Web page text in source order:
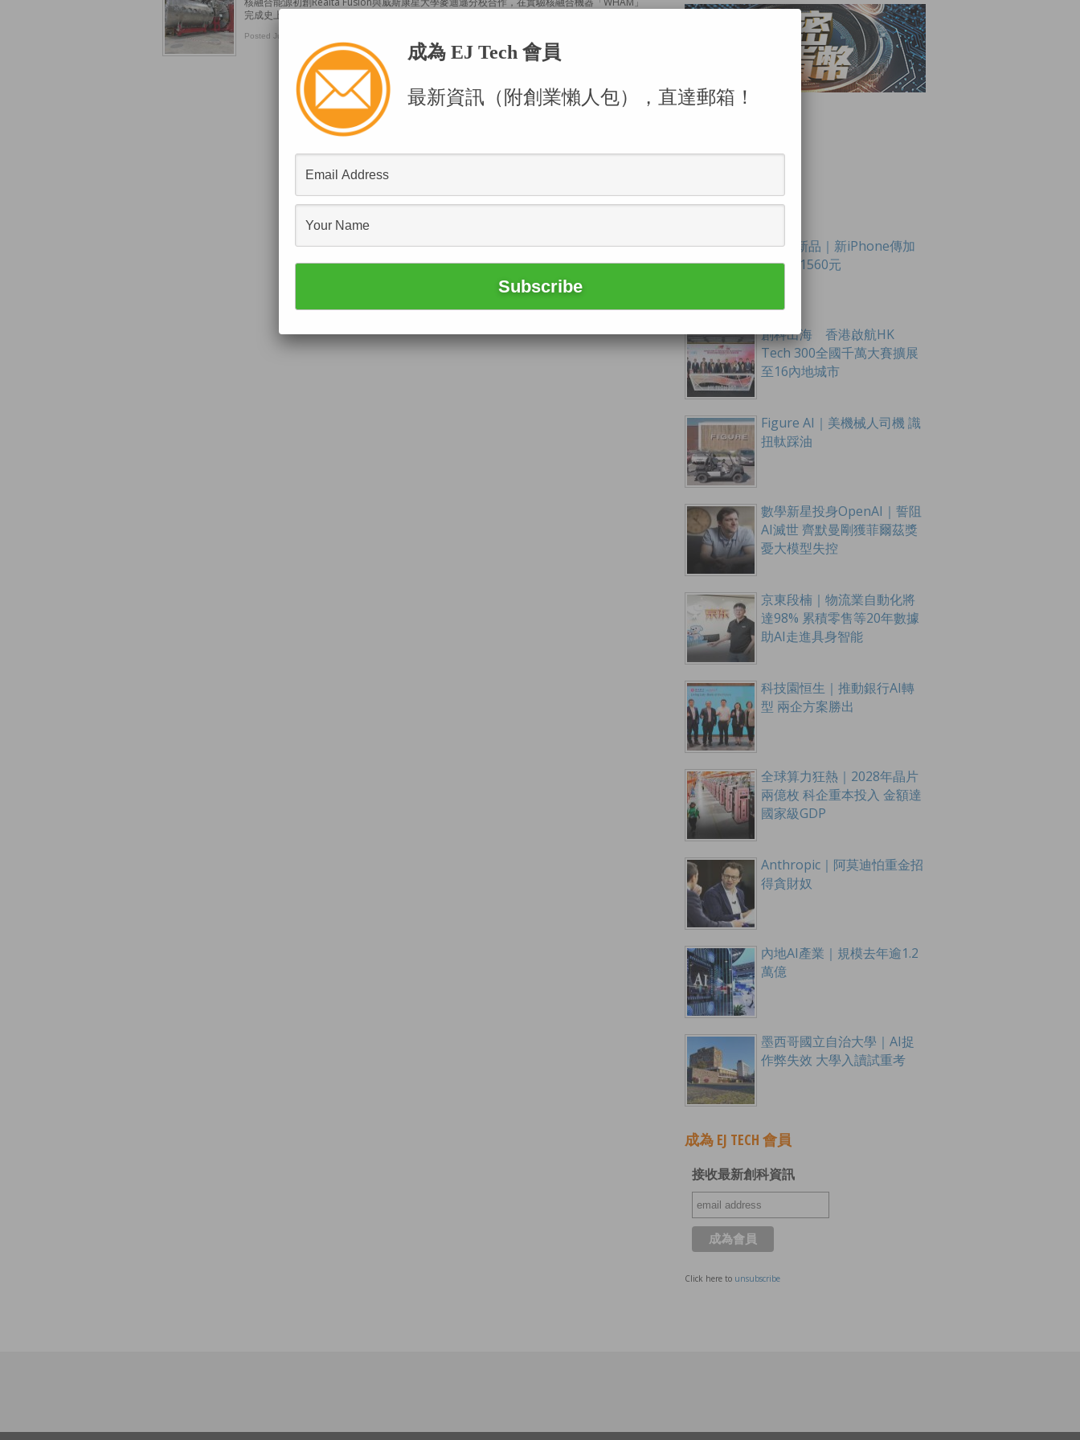
完成史上首次「直接能量轉換」，把電漿的動能直接轉化為電力。
Posted July 2, 2026
Apple新品｜新iPhone傳加
價最多1560元
創科出海 香港啟航HK
Tech 300全國千萬大賽擴展
至16內地城市
Figure AI｜美機械人司機 識
扭軚踩油
數學新星投身OpenAI｜誓阻
AI滅世 齊默曼剛獲菲爾茲獎
憂大模型失控
京東段楠｜物流業自動化將
達98% 累積零售等20年數據
助AI走進具身智能
科技園恒生｜推動銀行AI轉
型 兩企方案勝出
全球算力狂熱｜2028年晶片
兩億枚 科企重本投入 金額達
國家級GDP
Anthropic｜阿莫迪怕重金招
得貪財奴
內地AI產業｜規模去年逾1.2
萬億
墨西哥國立自治大學｜AI捉
作弊失效 大學入讀試重考
成為 EJ TECH 會員
接收最新創科資訊
Click here to unsubscribe
成為 EJ Tech 會員
最新資訊（附創業懶人包），直達郵箱！